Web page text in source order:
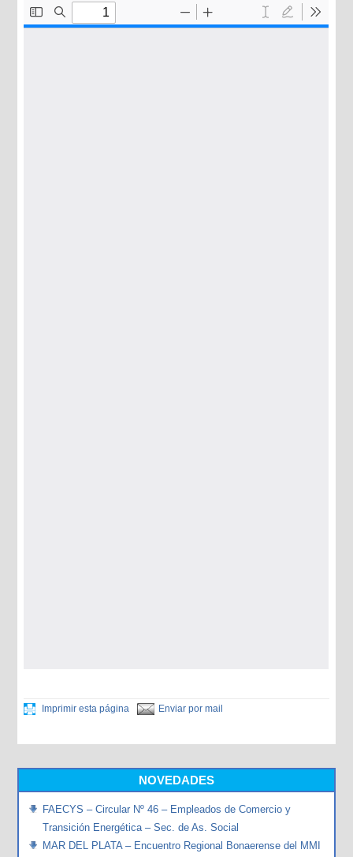
Imprimir esta página Enviar por mail
NOVEDADES
FAECYS – Circular Nº 46 – Empleados de Comercio y
Transición Energética – Sec. de As. Social
MAR DEL PLATA – Encuentro Regional Bonaerense del MMI